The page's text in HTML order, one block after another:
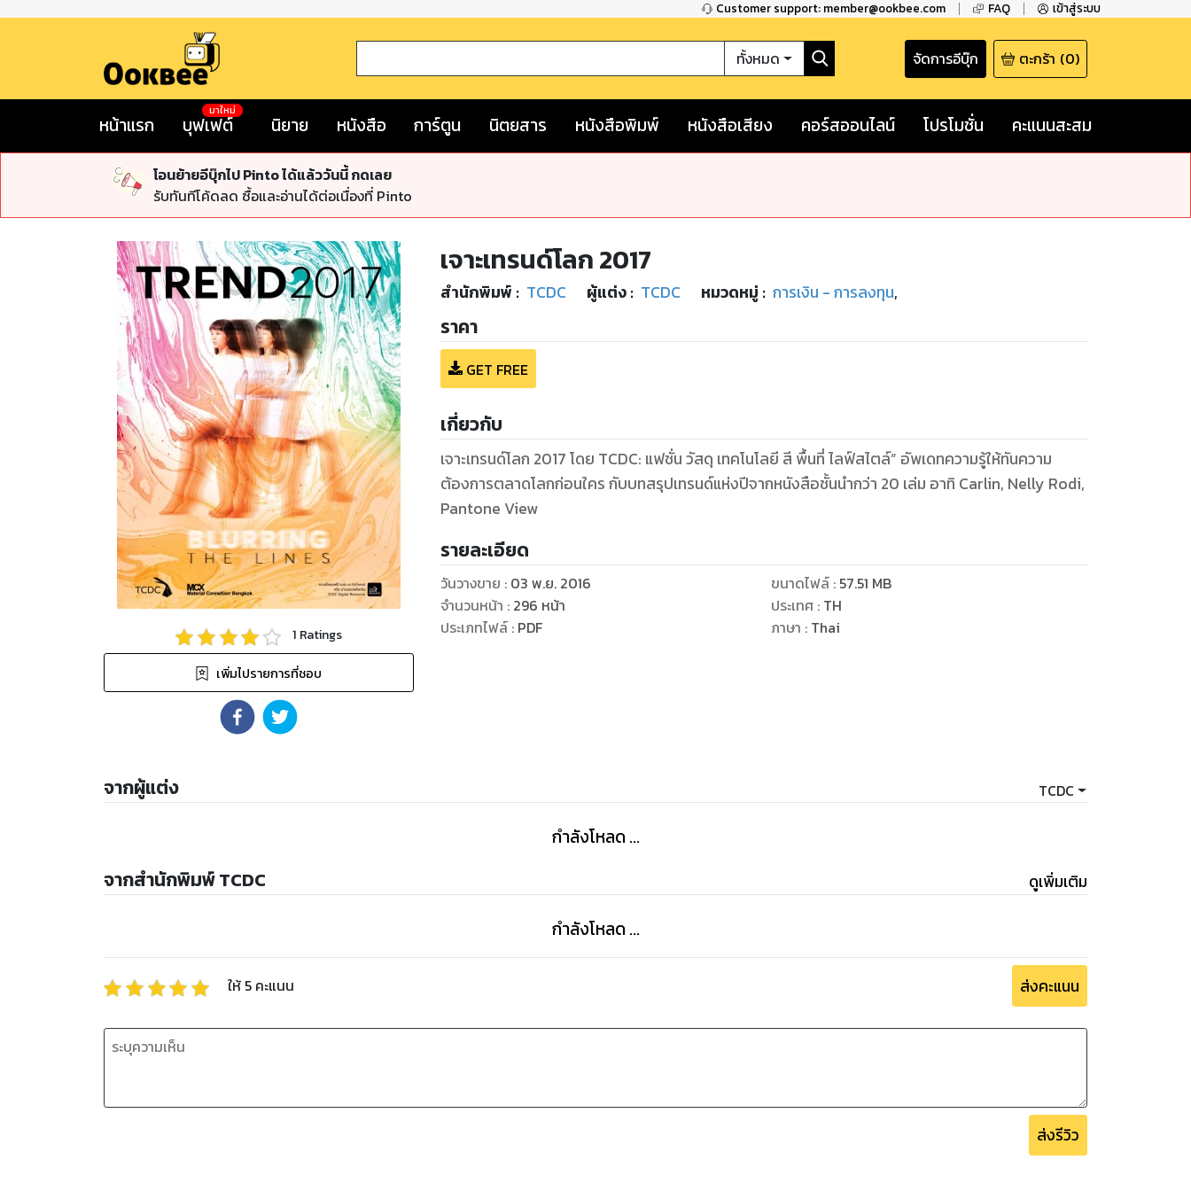
Customer support: member@ookbee.com FAQ เข้าสู่ระบบ
ทั้งหมด จัดการอีบุ๊ก ตะกร้า (0)
หน้าแรก บุฟเฟต์
มาใหม่
นิยาย หนังสือ การ์ตูน นิตยสาร หนังสือพิมพ์ หนังสือเสียง คอร์สออนไลน์ โปรโมชั่น คะแนนสะสม
โอนย้ายอีบุ๊กไป Pinto ได้แล้ววันนี้ กดเลย
รับทันทีโค้ดลด ซื้อและอ่านได้ต่อเนื่องที่ Pinto
1 Ratings
เพิ่มไปรายการที่ชอบ
เจาะเทรนด์โลก 2017
สำนักพิมพ์ : TCDC ผู้แต่ง : TCDC หมวดหมู่ : การเงิน - การลงทุน,
ราคา
GET FREE
เกี่ยวกับ
เจาะเทรนด์โลก 2017 โดย TCDC: แฟชั่น วัสดุ เทคโนโลยี สี พื้นที่ ไลฟ์สไตล์” อัพเดทความรู้ให้ทันความ
ต้องการตลาดโลกก่อนใคร กับบทสรุปเทรนด์แห่งปีจากหนังสือชั้นนำกว่า 20 เล่ม อาทิ Carlin, Nelly Rodi,
Pantone View
รายละเอียด
วันวางขาย : 03 พ.ย. 2016
จำนวนหน้า : 296 หน้า
ประเภทไฟล์: PDF
ขนาดไฟล์: 57.51 MB
ประเทศ : TH
ภาษา : Thai
จากผู้แต่ง TCDC
กำลังโหลด ...
จากสำนักพิมพ์ TCDC ดูเพิ่มเติม
กำลังโหลด ...
ให้ 5 คะแนน ส่งคะแนน
ส่งรีวิว